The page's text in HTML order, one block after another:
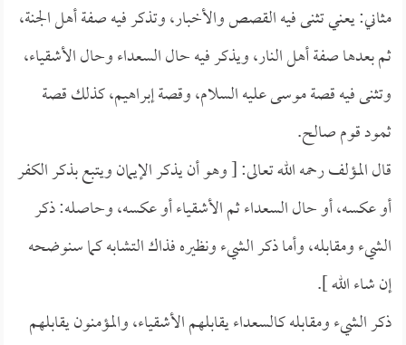
مثاني: يعني تثنى فيه القصص والأخبار، وتذكر فيه صفة أهل الجنة،
ثم بعدها صفة أهل النار، ويذكر فيه حال السعداء وحال الأشقياء،
وتثنى فيه قصة موسى عليه السلام، وقصة إبراهيم، كذلك قصة
ثمود قوم صالح.
قال المؤلف رحمه الله تعالى: [ وهو أن يذكر الإيمان ويتبع بذكر الكفر
أو عكسه، أو حال السعداء ثم الأشقياء أو عكسه، وحاصله: ذكر
الشيء ومقابله، وأما ذكر الشيء ونظيره فذاك التشابه كما سنوضحه
إن شاء الله ].
ذكر الشيء ومقابله كالسعداء يقابلهم الأشقياء، والمؤمنون يقابلهم